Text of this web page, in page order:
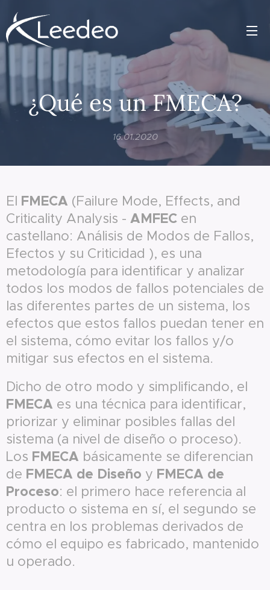
¿Qué es un FMECA?
16.01.2020
El FMECA (Failure Mode, Effects, and
Criticality Analysis - AMFEC en
castellano: Análisis de Modos de Fallos,
Efectos y su Criticidad ), es una
metodología para identificar y analizar
todos los modos de fallos potenciales de
las diferentes partes de un sistema, los
efectos que estos fallos puedan tener en
el sistema, cómo evitar los fallos y/o
mitigar sus efectos en el sistema.
Dicho de otro modo y simplificando, el
FMECA es una técnica para identificar,
priorizar y eliminar posibles fallas del
sistema (a nivel de diseño o proceso).
Los FMECA básicamente se diferencian
de FMECA de Diseño y FMECA de
Proceso: el primero hace referencia al
producto o sistema en sí, el segundo se
centra en los problemas derivados de
cómo el equipo es fabricado, mantenido
u operado.